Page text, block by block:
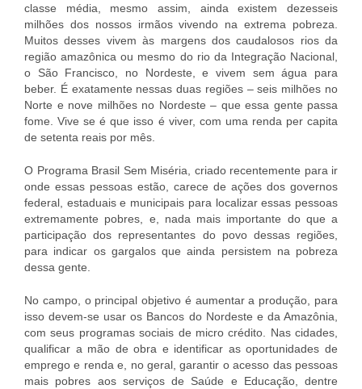
classe média, mesmo assim, ainda existem dezesseis
milhões dos nossos irmãos vivendo na extrema pobreza.
Muitos desses vivem às margens dos caudalosos rios da
região amazônica ou mesmo do rio da Integração Nacional,
o São Francisco, no Nordeste, e vivem sem água para
beber. É exatamente nessas duas regiões – seis milhões no
Norte e nove milhões no Nordeste – que essa gente passa
fome. Vive se é que isso é viver, com uma renda per capita
de setenta reais por mês.
O Programa Brasil Sem Miséria, criado recentemente para ir
onde essas pessoas estão, carece de ações dos governos
federal, estaduais e municipais para localizar essas pessoas
extremamente pobres, e, nada mais importante do que a
participação dos representantes do povo dessas regiões,
para indicar os gargalos que ainda persistem na pobreza
dessa gente.
No campo, o principal objetivo é aumentar a produção, para
isso devem-se usar os Bancos do Nordeste e da Amazônia,
com seus programas sociais de micro crédito. Nas cidades,
qualificar a mão de obra e identificar as oportunidades de
emprego e renda e, no geral, garantir o acesso das pessoas
mais pobres aos serviços de Saúde e Educação, dentre